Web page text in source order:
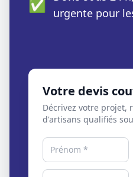
✅ urgente pour
Votre devis
Décrivez votre projet,
d'artisans qualifiés